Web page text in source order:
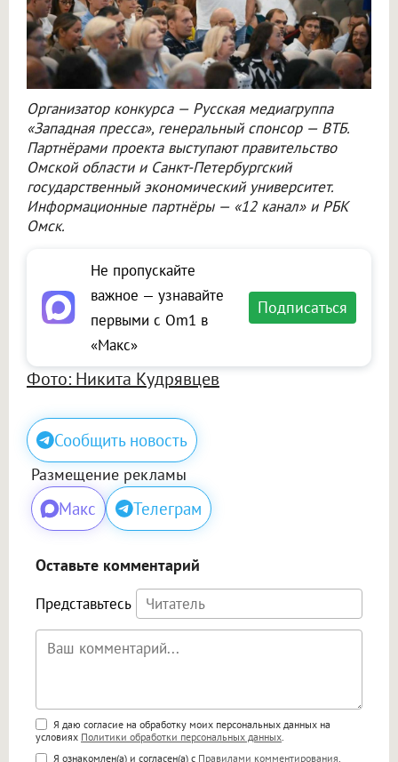
Организатор конкурса — Русская медиагруппа
«Западная пресса», генеральный спонсор — ВТБ.
Партнёрами проекта выступают правительство
Омской области и Санкт-Петербургский
государственный экономический университет.
Информационные партнёры — «12 канал» и РБК
Омск.
Не пропускайте
важное — узнавайте
первыми с Om1 в
«Макс»
Подписаться
Фото: Никита Кудрявцев
Сообщить новость
Размещение рекламы
Макс Телеграм
Оставьте комментарий
Представьтесь
Поддержка HTML
<b>, <strong>, <u>, <i>, <em>, <s>, <big>,
Я даю согласие на обработку моих персональных данных на
условиях Политики обработки персональных данных.
Я ознакомлен(а) и согласен(а) с Правилами комментирования.